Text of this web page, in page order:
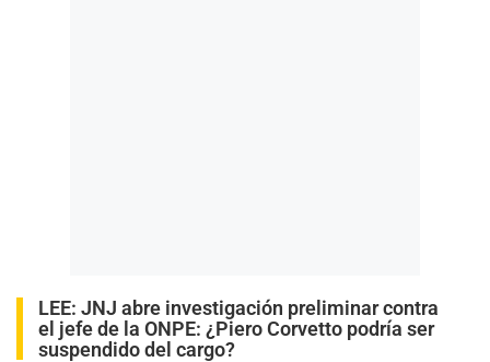
LEE: JNJ abre investigación preliminar contra
el jefe de la ONPE: ¿Piero Corvetto podría ser
suspendido del cargo?